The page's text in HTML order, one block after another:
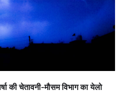
की चेतावनी-मौसम विभाग का येलो